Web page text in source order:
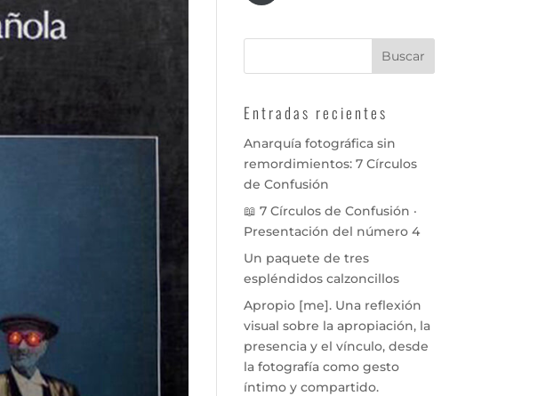
Entradas recientes
Anarquía fotográfica sin
remordimientos: 7 Círculos
de Confusión
📖 7 Círculos de Confusión ·
Presentación del número 4
Un paquete de tres
espléndidos calzoncillos
Apropio [me]. Una reflexión
visual sobre la apropiación, la
presencia y el vínculo, desde
la fotografía como gesto
íntimo y compartido.